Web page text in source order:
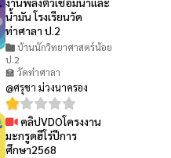
น้ำมัน โรงเรียนวัด
ท่าศาลา ป.2
บ้านนักวิทยาศาสตร์น้อย
ป.2
🏫 วัดท่าศาลา
@ศรุชา ม่วงนาครอง
คลิปVDOโครงงาน
มะกรูดฮีโร่ปีการ
ศึกษา2568